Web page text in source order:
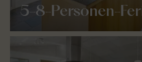
5-8-Personen-